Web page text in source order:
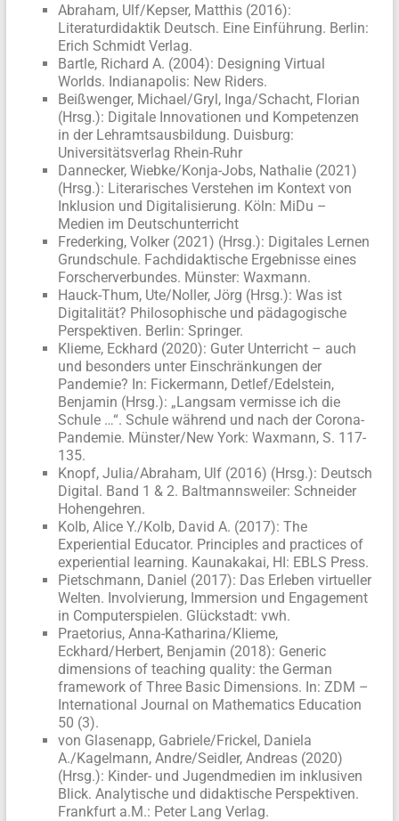
Abraham, Ulf/Kepser, Matthis (2016):
Literaturdidaktik Deutsch. Eine Einführung. Berlin:
Erich Schmidt Verlag.
Bartle, Richard A. (2004): Designing Virtual
Worlds. Indianapolis: New Riders.
Beißwenger, Michael/Gryl, Inga/Schacht, Florian
(Hrsg.): Digitale Innovationen und Kompetenzen
in der Lehramtsausbildung. Duisburg:
Universitätsverlag Rhein-Ruhr
Dannecker, Wiebke/Konja-Jobs, Nathalie (2021)
(Hrsg.): Literarisches Verstehen im Kontext von
Inklusion und Digitalisierung. Köln: MiDu –
Medien im Deutschunterricht
Frederking, Volker (2021) (Hrsg.): Digitales Lernen
Grundschule. Fachdidaktische Ergebnisse eines
Forscherverbundes. Münster: Waxmann.
Hauck-Thum, Ute/Noller, Jörg (Hrsg.): Was ist
Digitalität? Philosophische und pädagogische
Perspektiven. Berlin: Springer.
Klieme, Eckhard (2020): Guter Unterricht – auch
und besonders unter Einschränkungen der
Pandemie? In: Fickermann, Detlef/Edelstein,
Benjamin (Hrsg.): „Langsam vermisse ich die
Schule …“. Schule während und nach der Corona-
Pandemie. Münster/New York: Waxmann, S. 117-
135.
Knopf, Julia/Abraham, Ulf (2016) (Hrsg.): Deutsch
Digital. Band 1 & 2. Baltmannsweiler: Schneider
Hohengehren.
Kolb, Alice Y./Kolb, David A. (2017): The
Experiential Educator. Principles and practices of
experiential learning. Kaunakakai, HI: EBLS Press.
Pietschmann, Daniel (2017): Das Erleben virtueller
Welten. Involvierung, Immersion und Engagement
in Computerspielen. Glückstadt: vwh.
Praetorius, Anna-Katharina/Klieme,
Eckhard/Herbert, Benjamin (2018): Generic
dimensions of teaching quality: the German
framework of Three Basic Dimensions. In: ZDM –
International Journal on Mathematics Education
50 (3).
von Glasenapp, Gabriele/Frickel, Daniela
A./Kagelmann, Andre/Seidler, Andreas (2020)
(Hrsg.): Kinder- und Jugendmedien im inklusiven
Blick. Analytische und didaktische Perspektiven.
Frankfurt a.M.: Peter Lang Verlag.